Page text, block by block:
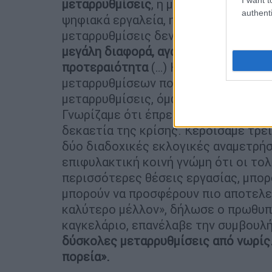
μεταρρυθμίσεις, η μείωση των
ψηφιακά εργαλεία, η ενίσχυση της
μεταρρυθμίσεις δεν ήταν εύκολη,
μεγάλη διαφορά, αγαπητέ Φρίντριχ,
προτεραιότητα(…) Κατέβηκα ως
μεταρρυθμίσεων που
κέρδισε την
μεταρρυθμίσεις, όμως,
Γνωρίζαμε ότι έπρεπε να
δεκαετία της κρίσης. Κερδίσαμε
δύο διαδοχικές εκλογικές
επιφυλακτική κοινή γνώμη ότι οι
περισσότερες θέσεις εργασίας,
μπορούν να προσφέρουν πιο
καλύτερο μέλλον», δήλωσε ο
καγκελάριο, επανέλαβε την
δύσκολες μεταρρυθμίσεις από
πορεία».